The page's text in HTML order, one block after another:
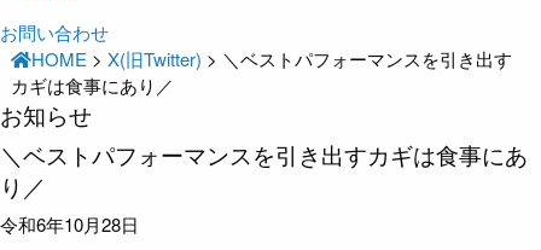
お問い合わせ
HOME >X(旧Twitter) > ＼ベストパフォーマンスを引き出す
カギは食事にあり／
お知らせ
＼ベストパフォーマンスを引き出すカギは食事にあ
り／
令和6年10月28日